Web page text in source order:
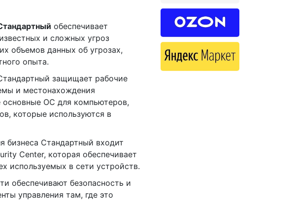
обеспечивает
и сложных угроз
объемов данных об угрозах,
опыта.
защищает рабочие
и местонахождения
основные ОС для компьютеров,
которые используются в
бизнеса Стандартный входит
Center, которая обеспечивает
используемых в сети устройств.
обеспечивают безопасность и
управления там, где это